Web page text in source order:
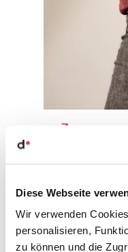
Diese Webseite
Wir verwenden
personalisieren,
zu können und die
Agili­tät,